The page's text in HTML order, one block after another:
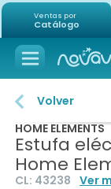
Ventas por
Catálogo
Volver
HOME ELEMENTS
Estufa
Home
CL: 43238 Ver